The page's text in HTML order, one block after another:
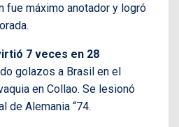
fue máximo anotador y logró
7 veces en 28
golazos a Brasil en el
en Collao. Se lesionó
de Alemania “74.